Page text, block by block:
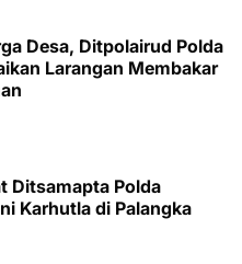
Desa, Ditpolairud Polda
Larangan Membakar
Ditsamapta Polda
Karhutla di Palangka